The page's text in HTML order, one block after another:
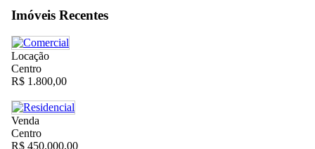
Imóveis Recentes
Locação
Centro
R$ 1.800,00
Venda
Centro
R$ 450.000,00